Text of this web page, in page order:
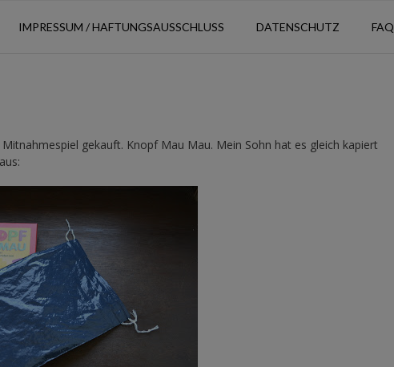
IMPRESSUM / HAFTUNGSAUSSCHLUSS DATENSCHUTZ FAQ
gekauft. Knopf Mau Mau. Mein Sohn hat es gleich kapiert